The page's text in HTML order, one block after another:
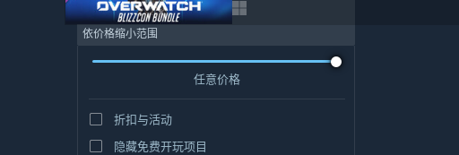
依价格缩小范围
任意价格
折扣与活动
隐藏免费开玩项目